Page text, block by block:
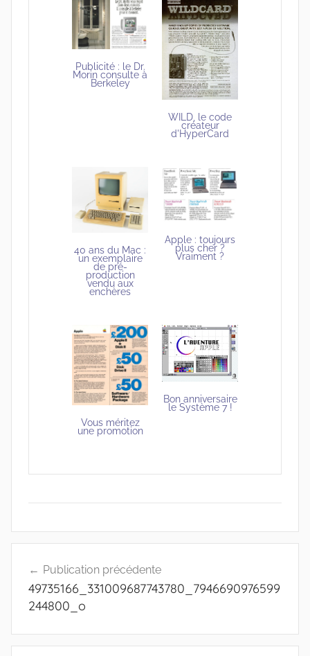
Publicité : le Dr.
Morin consulte à
Berkeley
WILD, le code
créateur
d'HyperCard
40 ans du Mac :
un exemplaire
de pré-
production
vendu aux
enchères
Apple : toujours
plus cher ?
Vraiment ?
Vous méritez
une promotion
Bon anniversaire
le Système 7 !
de
l’article
Publication précédente
49735166_331009687743780_7946690976599
244800_o